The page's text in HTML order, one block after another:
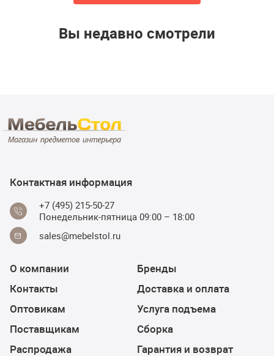
Вы недавно смотрели
Контактная информация
+7 (495) 215-50-27
Понедельник-пятница 09:00 – 18:00
sales@mebelstol.ru
О компании
Контакты
Оптовикам
Поставщикам
Распродажа
Бренды
Доставка и оплата
Услуга подъема
Сборка
Гарантия и возврат